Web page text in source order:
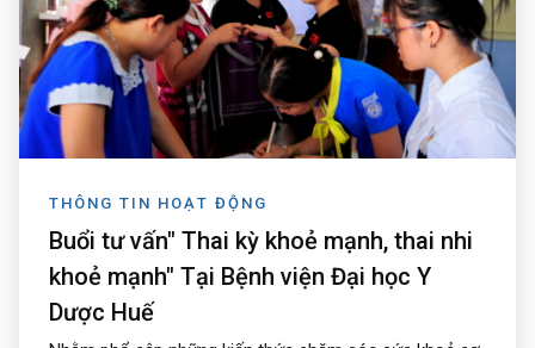
THÔNG TIN HOẠT ĐỘNG
Buổi tư vấn" Thai kỳ khoẻ mạnh, thai nhi
khoẻ mạnh" Tại Bệnh viện Đại học Y
Dược Huế